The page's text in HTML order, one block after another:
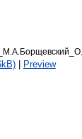
| Preview